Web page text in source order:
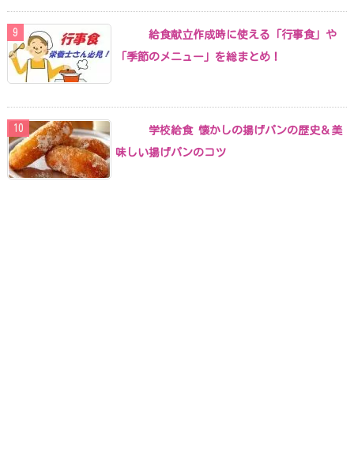
給食献立作成時に使える「行事食」や
「季節のメニュー」を総まとめ！
学校給食 懐かしの揚げパンの歴史＆美
味しい揚げパンのコツ